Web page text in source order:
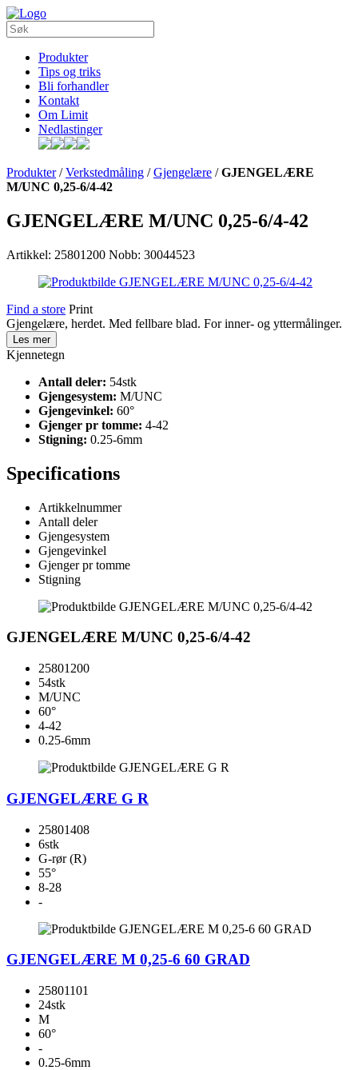
Produkter
Tips og triks
Bli forhandler
Kontakt
Om Limit
Nedlastinger
Produkter/Verkstedmåling /Gjengelære /GJENGELÆRE
M/UNC 0,25-6/4-42
GJENGELÆRE M/UNC 0,25-6/4-42
Artikkel: 25801200 Nobb: 30044523
Find a store Print
Gjengelære, herdet. Med fellbare blad. For inner- og yttermålinger.
Les mer
Kjennetegn
Antall deler: 54stk
Gjengesystem: M/UNC
Gjengevinkel: 60°
Gjenger pr tomme: 4-42
Stigning: 0.25-6mm
Specifications
Artikkelnummer
Antall deler
Gjengesystem
Gjengevinkel
Gjenger pr tomme
Stigning
GJENGELÆRE M/UNC 0,25-6/4-42
25801200
54stk
M/UNC
60°
4-42
0.25-6mm
GJENGELÆRE G R
25801408
6stk
G-rør (R)
55°
8-28
-
GJENGELÆRE M 0,25-6 60 GRAD
25801101
24stk
M
60°
-
0.25-6mm